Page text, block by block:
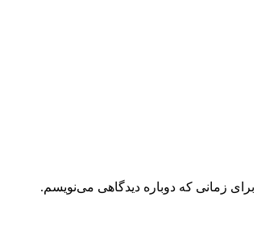
زمانی که دوباره دیدگاهی می‌نویسم.